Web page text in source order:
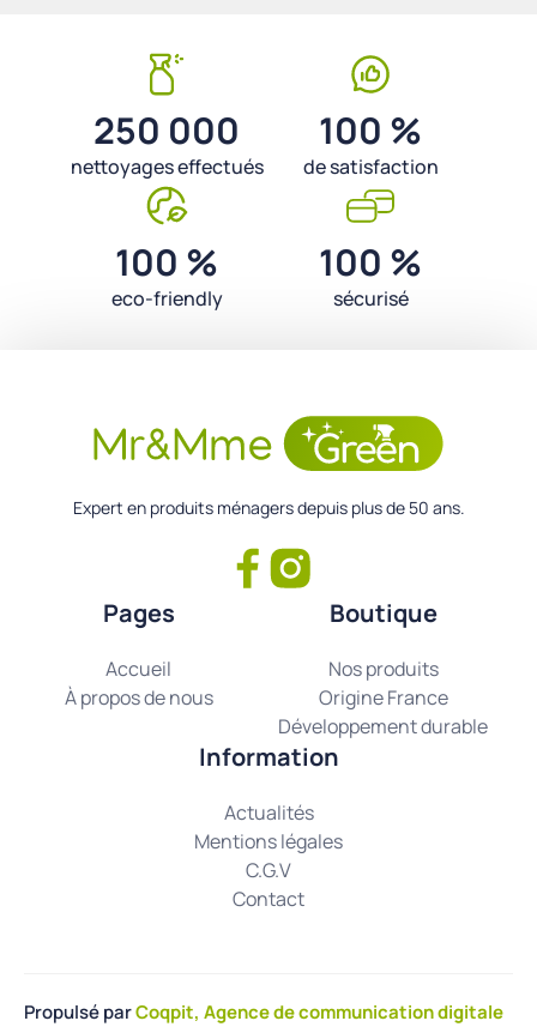
250 000
nettoyages effectués
100 %
de satisfaction
100 %
eco-friendly
100 %
sécurisé
Expert en produits ménagers depuis plus de 50 ans.
Pages
Accueil
À propos de nous
Boutique
Nos produits
Origine France
Développement durable
Information
Actualités
Mentions légales
C.G.V
Contact
Propulsé parCoqpit, Agence de communication digitale